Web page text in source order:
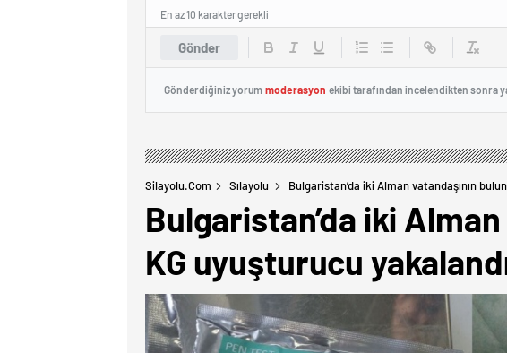
Gönder
En az 10 karakter gerekli
Gönderdiğiniz yorum moderasyon ekibi tarafından incelendikten sonra
Silayolu.com Sılayolu Bulgaristan’da iki Alman vatandaşının
Bulgaristan’da iki
KG uyuşturucu